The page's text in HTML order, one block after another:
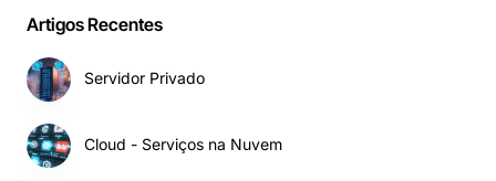
Artigos Recentes
Servidor Privado
Cloud - Serviços na Nuvem